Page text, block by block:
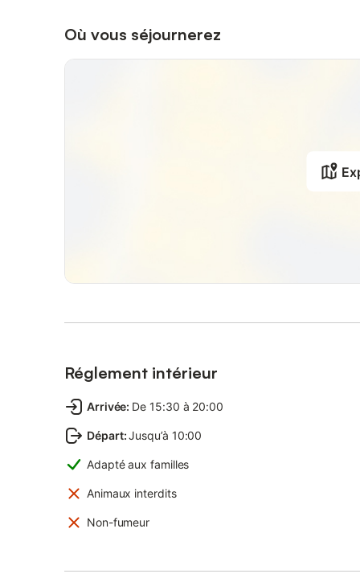
Où vous séjournerez
Réglement intérieur
Arrivée: De 15:30 à 20:00
Départ:Jusqu’à 10:00
Adapté aux familles
Animaux interdits
Non-fumeur